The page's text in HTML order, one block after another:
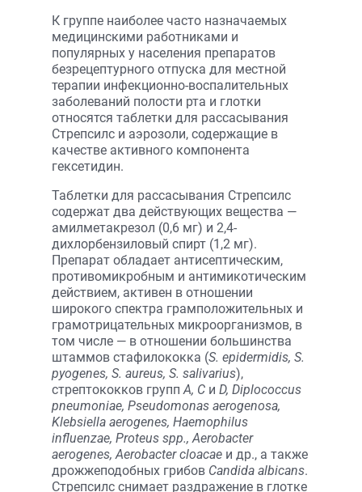
К группе наиболее часто назначаемых
медицинскими работниками и
популярных у населения препаратов
безрецептурного отпуска для местной
терапии инфекционно-воспалительных
заболеваний полости рта и глотки
относятся таблетки для рассасывания
Стрепсилс и аэрозоли, содержащие в
качестве активного компонента
гексетидин.
Таблетки для рассасывания Стрепсилс
содержат два действующих вещества —
амилметакрезол (0,6 мг) и 2,4-
дихлорбензиловый спирт (1,2 мг).
Препарат обладает антисептическим,
противомикробным и антимикотическим
действием, активен в отношении
широкого спектра грамположительных и
грамотрицательных микроорганизмов, в
том числе — в отношении большинства
штаммов стафилококка (S. epidermidis, S.
pyogenes, S. aureus, S. salivarius),
стрептококков группА, С и D, Diplococcus
pneumoniae, Pseudomonas aerogenosa,
Klebsiella aerogenes, Haemophilus
influenzae, Proteus spp., Aerobacter
aerogenes, Aerobacter cloacae и др., а также
дрожжеподобных грибов Candida albicans.
Стрепсилс снимает раздражение в глотке